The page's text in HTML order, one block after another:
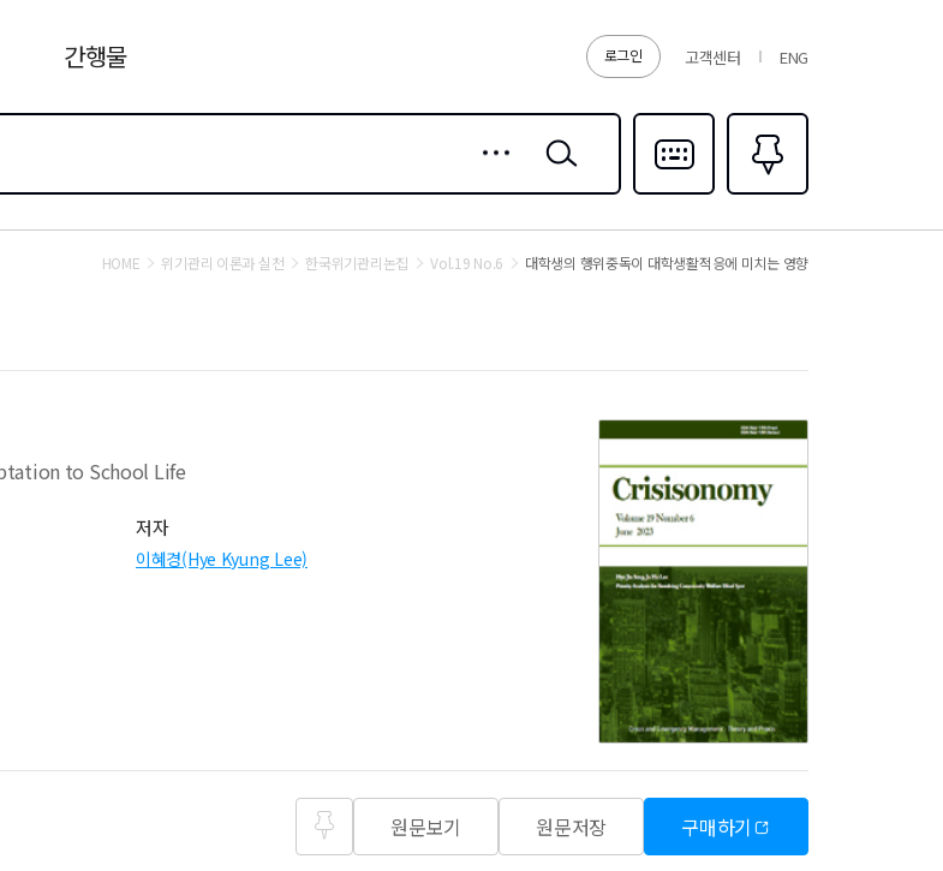
로그인 고객센터 ENG
간행물
검색
다국어입력
즐겨찾기0
HOME 위기관리 이론과 실천 한국위기관리논집 Vol.19 No.6 대학생의 행위중독이 대학생활적응에 미치는 영향
to School Life
저자
이혜경(Hye Kyung Lee)
원문보기 원문저장 구매하기